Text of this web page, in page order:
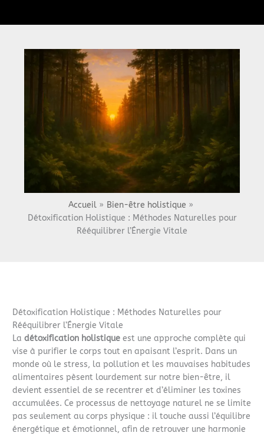
Accueil
Bien-être holistique
Détoxification Holistique : Méthodes Naturelles pour
Rééquilibrer l’Énergie Vitale
Détoxification Holistique : Méthodes Naturelles pour
Rééquilibrer l’Énergie Vitale
Ladétoxification holistique est une approche complète qui
vise à purifier le corps tout en apaisant l’esprit. Dans un
monde où le stress, la pollution et les mauvaises habitudes
alimentaires pèsent lourdement sur notre bien-être, il
devient essentiel de se recentrer et d’éliminer les toxines
accumulées. Ce processus de nettoyage naturel ne se limite
pas seulement au corps physique : il touche aussi l’équilibre
énergétique et émotionnel, afin de retrouver une harmonie